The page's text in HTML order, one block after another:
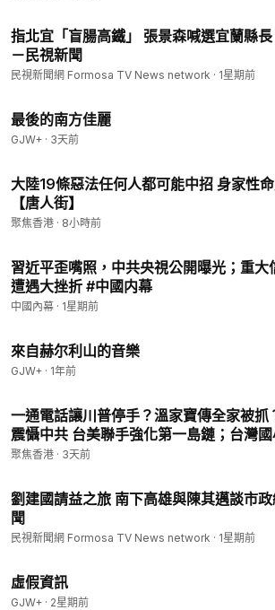
指北宜「盲腸高鐵」 張景森喊選宜蘭縣
－民視新聞
民視新聞網 Formosa TV News network · 1星期前
最後的南方佳麗
GJW+ · 3天前
大陸19條惡法任何人都可能中招 身家性
【唐人街】
聚焦香港 · 8小時前
習近平歪嘴照，中共央視公開曝光；重大
遭遇大挫折 #中國内幕
中國內幕 · 1星期前
來自赫尔利山的音樂
GJW+ · 1年前
一通電話讓川普停手？溫家寶傳全家被抓
震懾中共 台美聯手強化第一島鏈；台灣
27倍 中共國師狂言比香港好管【今日新聞
聚焦香港 · 3天前
劉建國請益之旅 南下高雄與陳其邁談市
聞
民視新聞網 Formosa TV News network · 1星期前
虛假資訊
GJW+ · 2星期前